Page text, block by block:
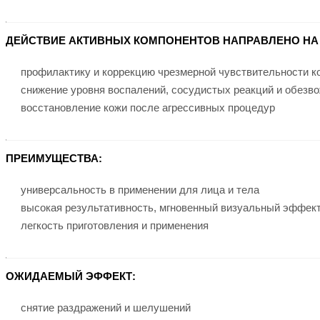
ДЕЙСТВИЕ АКТИВНЫХ КОМПОНЕНТОВ НАПРАВЛЕНО НА
профилактику и коррекцию чрезмерной чувствительности
снижение уровня воспалений, сосудистых реакций и
восстановление кожи после агрессивных процедур
ПРЕИМУЩЕСТВА:
универсальность в применении для лица и тела
высокая результативность, мгновенный визуальный
легкость приготовления и применения
ОЖИДАЕМЫЙ ЭФФЕКТ:
снятие раздражений и шелушений